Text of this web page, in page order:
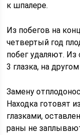
к шпалере.
Из побегов на
четвертый год
побег удаляют.
3 глазка, на
Замену
Находка готовят
глазками,
раны не